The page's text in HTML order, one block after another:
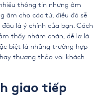
thông tin nhưng âm
âm cho các từ, điều đó sẽ
là ý chính của bạn. Cách
thấy nhàm chán, dễ lơ là
biệt là những trường hợp
thương thảo với khách
giao tiếp